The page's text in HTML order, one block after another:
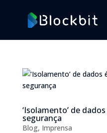
‘Isolamento’ de
segurança
Blog, Imprensa